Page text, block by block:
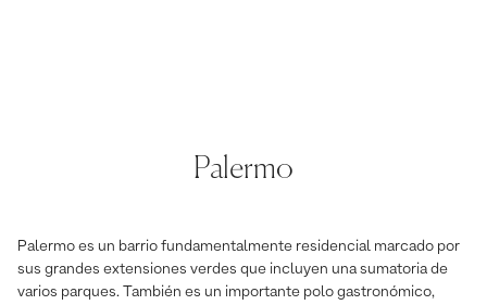
Palermo
Palermo es un barrio fundamentalmente residencial marcado por
sus grandes extensiones verdes que incluyen una sumatoria de
varios parques. También es un importante polo gastronómico,